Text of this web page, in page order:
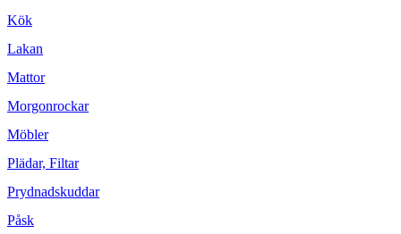
Kök
Lakan
Mattor
Morgonrockar
Möbler
Plädar, Filtar
Prydnadskuddar
Påsk